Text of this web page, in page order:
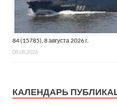
84 (15785), 8 августа 2026 г.
08.08.2026
КАЛЕНДАРЬ